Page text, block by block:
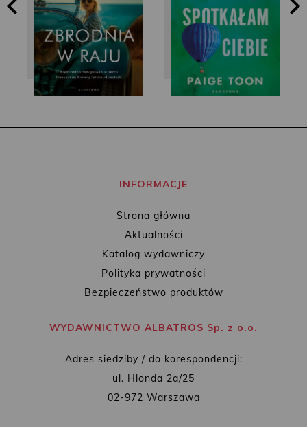
INFORMACJE
Strona główna
Aktualności
Katalog wydawniczy
Polityka prywatności
Bezpieczeństwo produktów
WYDAWNICTWO ALBATROS Sp. z o.o.
Adres siedziby / do korespondencji:
ul. Hlonda 2a/25
02-972 Warszawa